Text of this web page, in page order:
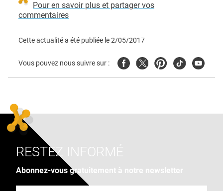
Pour en savoir plus et partager vos
commentaires
Cette actualité a été publiée le2/05/2017
Vous pouvez nous suivre sur : FacebookTwitterPinterest
TiktokYoutube
RESTEZ INFORMÉ
Abonnez-vous gratuitement à notre newsletter